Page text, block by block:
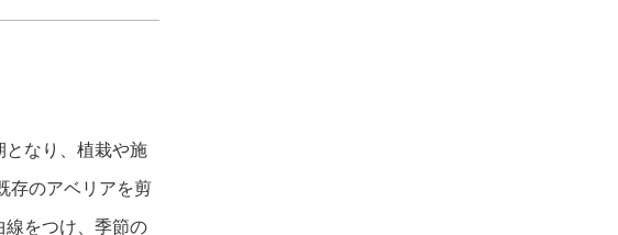
となり、植栽や施
存のアベリアを剪
線をつけ、季節の